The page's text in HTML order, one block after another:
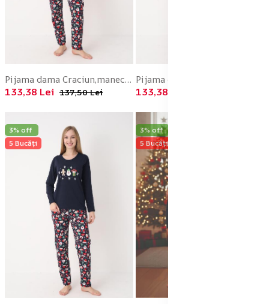
Pijama dama Craciun,maneca lunga si pantaloni lungi,imprimeu figurine festive, En-gros
133,38 Lei 137,50 Lei 133,38 Lei
3% off
5 Bucăți
3% off
5 Bucăți